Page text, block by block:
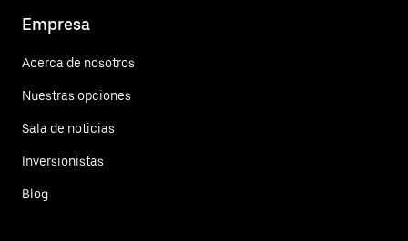
Empresa
Acerca de nosotros
Nuestras opciones
Sala de noticias
Inversionistas
Blog